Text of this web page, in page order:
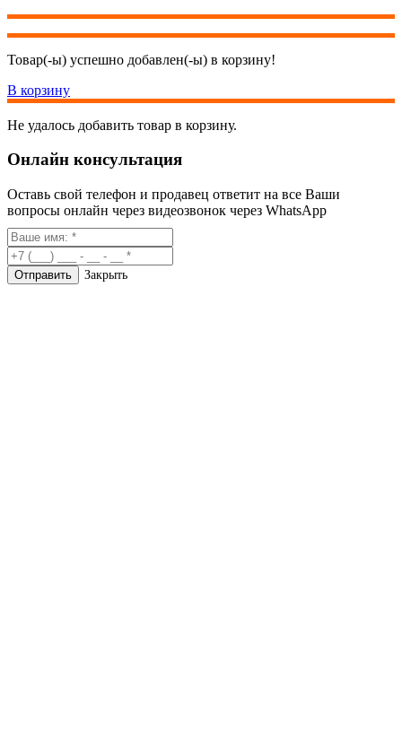
Товар(-ы) успешно добавлен(-ы) в корзину!
В корзину
Не удалось добавить товар в корзину.
Онлайн консультация
Оставь свой телефон и продавец ответит на все Ваши
вопросы онлайн через видеозвонок через WhatsApp
Закрыть